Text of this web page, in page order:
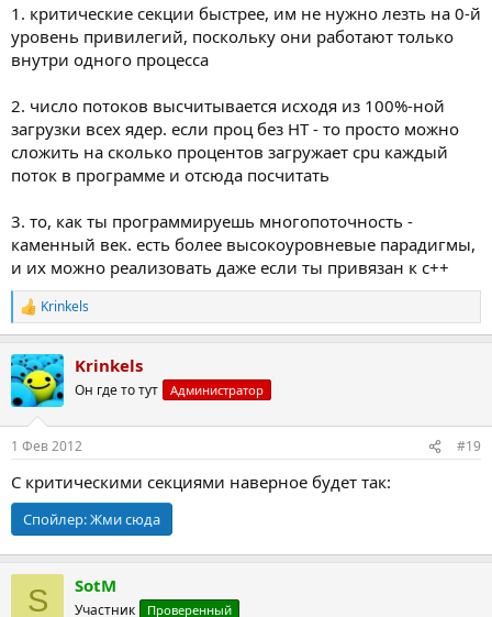
1. критические секции быстрее, им не нужно лезть на 0-й
уровень привилегий, поскольку они работают только
внутри одного процесса
2. число потоков высчитывается исходя из 100%-ной
загрузки всех ядер. если проц без HT - то просто можно
сложить на сколько процентов загружает cpu каждый
поток в программе и отсюда посчитать
3. то, как ты программируешь многопоточность -
каменный век. есть более высокоуровневые парадигмы,
и их можно реализовать даже если ты привязан к c++
Р
е
к
ц
и
Krinkels
Krinkels
Он где то тут Администратор
1 Фев 2012 #19
С критическими секциями наверное будет так:
Спойлер:Жми сюда
S SotM
Участник Проверенный